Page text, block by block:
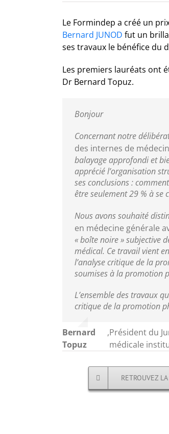
Le Formindep a créé un
Bernard JUNOD fut un
ses travaux le bénéfice du
Les premiers lauréats ont
Dr Bernard Topuz.
Bonjour
Concernant notre
des internes de
balayage approfondi et
apprécié l’organisation
ses conclusions :
être seulement 29 % à se
Nous avons souhaité
en médecine générale
« boîte noire » subjective
médical. Ce travail vient
l’analyse critique de la
soumises à la promotion
L’ensemble des travaux
critique de la promotion
Bernard
Topuz
,Président du
médicale
RETROUVEZ